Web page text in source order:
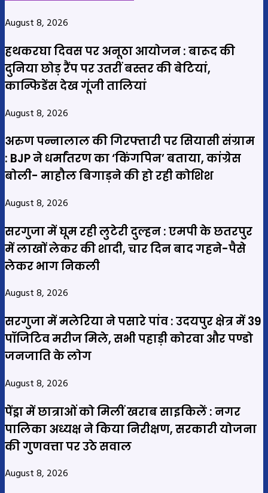
August 8, 2026
हथकरघा दिवस पर अनूठा आयोजन : बारूद की
दुनिया छोड़ रैंप पर उतरीं बस्तर की बेटियां,
कान्फिडेंस देख गूंजी तालियां
August 8, 2026
अरुण पन्नालाल की गिरफ्तारी पर सियासी संग्राम
: BJP ने धर्मांतरण का ‘किंगपिन’ बताया, कांग्रेस
बोली- माहौल बिगाड़ने की हो रही कोशिश
August 8, 2026
सरगुजा में घूम रही लुटेरी दुल्हन : एमपी के छतरपुर
में लाखों लेकर की शादी, चार दिन बाद गहने-पैसे
लेकर भाग निकली
August 8, 2026
सरगुजा में मलेरिया ने पसारे पांव : उदयपुर क्षेत्र में 39
पॉजिटिव मरीज मिले, सभी पहाड़ी कोरवा और पण्डो
जनजाति के लोग
August 8, 2026
पेंड्रा में छात्राओं को मिलीं खराब साइकिलें : नगर
पालिका अध्यक्ष ने किया निरीक्षण, सरकारी योजना
की गुणवत्ता पर उठे सवाल
August 8, 2026